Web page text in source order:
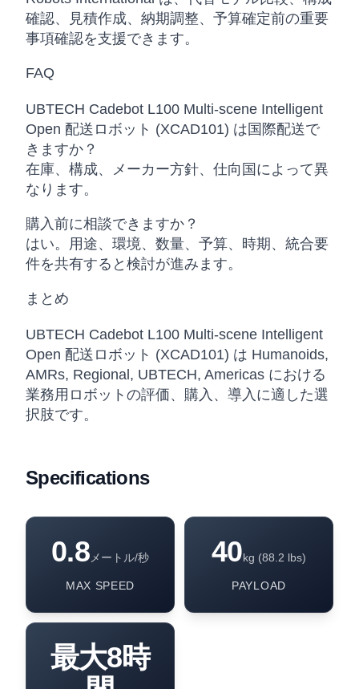
確認、見積作成、納期調整、予算確定前の重要
事項確認を支援できます。
FAQ
UBTECH Cadebot L100 Multi-scene Intelligent
Open 配送ロボット (XCAD101) は国際配送で
きますか？
在庫、構成、メーカー方針、仕向国によって異
なります。
購入前に相談できますか？
はい。用途、環境、数量、予算、時期、統合要
件を共有すると検討が進みます。
まとめ
UBTECH Cadebot L100 Multi-scene Intelligent
Open 配送ロボット (XCAD101) は Humanoids,
AMRs, Regional, UBTECH, Americas における
業務用ロボットの評価、購入、導入に適した選
択肢です。
Specifications
0.8メートル/秒
MAX SPEED
40kg (88.2 lbs)
PAYLOAD
最大8時